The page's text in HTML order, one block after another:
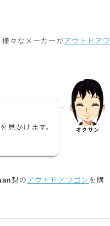
様々なメーカーがアウトドアワ
見かけます。 オクサン
製のアウトドアワゴン を購